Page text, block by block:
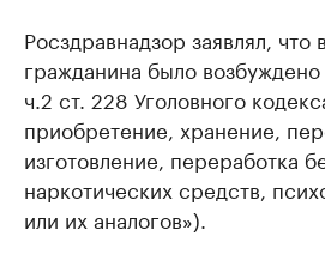
Росздравнадзор заявлял, что
гражданина было
ч.2 ст. 228 Уголовного
приобретение, хранение,
изготовление, переработка
наркотических средств,
или их аналогов»).